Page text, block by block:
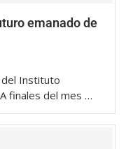
emanado de
Instituto
finales del mes …